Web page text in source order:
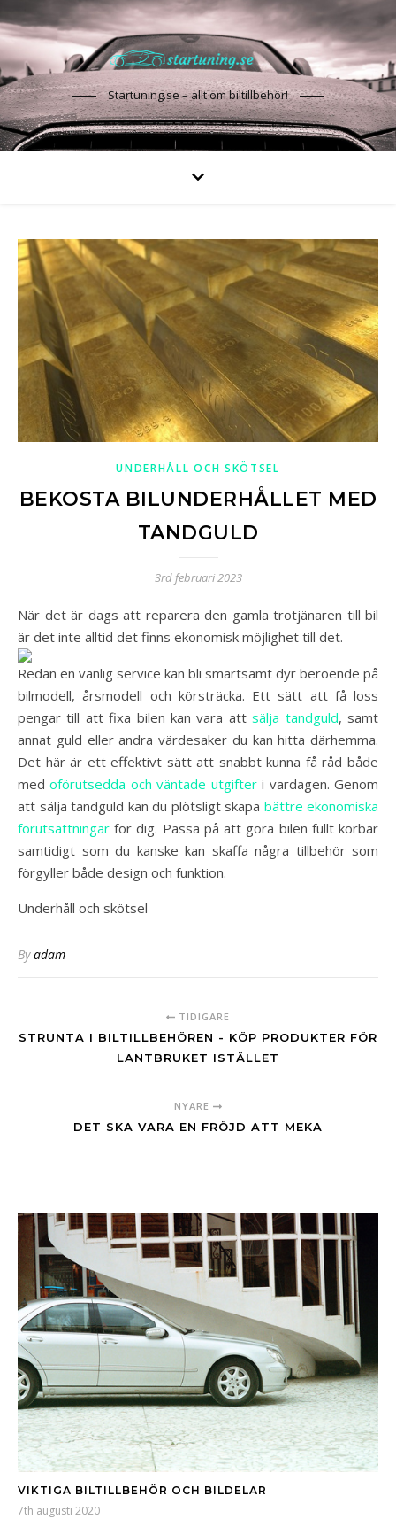
Startuning.se – allt om biltillbehör!
UNDERHÅLL OCH SKÖTSEL
BEKOSTA BILUNDERHÅLLET MED
TANDGULD
3rd februari 2023
När det är dags att reparera den gamla trotjänaren till bil
är det inte alltid det finns ekonomisk möjlighet till det.
Redan en vanlig service kan bli smärtsamt dyr beroende på
bilmodell, årsmodell och körsträcka. Ett sätt att få loss
pengar till att fixa bilen kan vara attsälja tandguld, samt
annat guld eller andra värdesaker du kan hitta därhemma.
Det här är ett effektivt sätt att snabbt kunna få råd både
medoförutsedda och väntade utgifteri vardagen. Genom
att sälja tandguld kan du plötsligt skapa bättre ekonomiska
förutsättningar för dig. Passa på att göra bilen fullt körbar
samtidigt som du kanske kan skaffa några tillbehör som
förgyller både design och funktion.
Underhåll och skötsel
Byadam
TIDIGARE
STRUNTA I BILTILLBEHÖREN - KÖP PRODUKTER FÖR
LANTBRUKET ISTÄLLET
NYARE
DET SKA VARA EN FRÖJD ATT MEKA
VIKTIGA BILTILLBEHÖR OCH BILDELAR
7th augusti 2020